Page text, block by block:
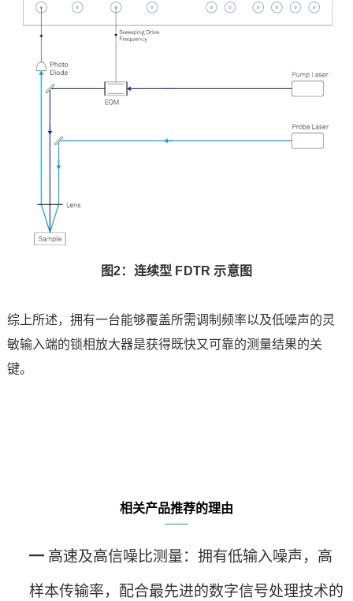
图2：连续型 FDTR 示意图
综上所述，拥有一台能够覆盖所需调制频率以及低噪声的灵
敏输入端的锁相放大器是获得既快又可靠的测量结果的关
键。
相关产品推荐的理由
━ 高速及高信噪比测量：拥有低输入噪声，高
样本传输率，配合最先进的数字信号处理技术的